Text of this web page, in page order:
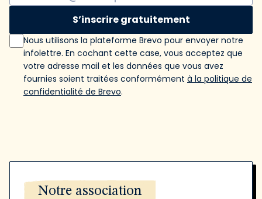
S’inscrire gratuitement
Nous utilisons la plateforme Brevo pour envoyer notre
infolettre. En cochant cette case, vous acceptez que
votre adresse mail et les données que vous avez
fournies soient traitées conformément à la politique de
confidentialité de Brevo.
Notre association